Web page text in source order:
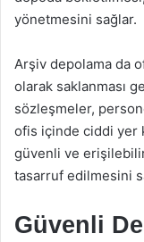
yönetmesini sağlar.
Arşiv depolama da
olarak saklanması
sözleşmeler,
ofis içinde ciddi yer
güvenli ve
tasarruf edilmesini
Güvenli